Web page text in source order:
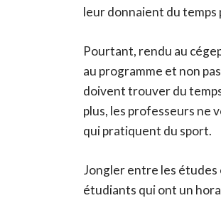
leur donnaient du temps
Pourtant, rendu au
au programme et non
doivent trouver du
plus, les professeurs ne
qui pratiquent du sport.
Jongler entre les études
étudiants qui ont un